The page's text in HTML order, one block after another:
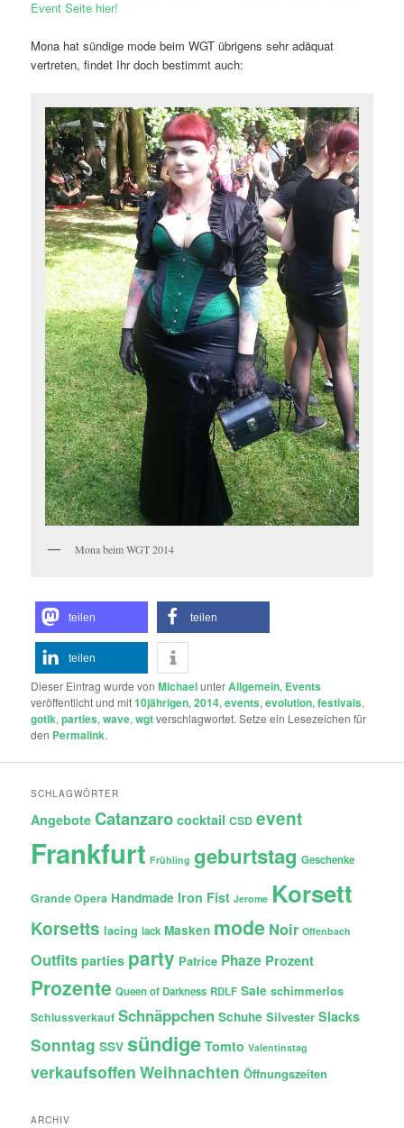
Event Seite hier!
Mona hat sündige mode beim WGT übrigens sehr adäquat
vertreten, findet Ihr doch bestimmt auch:
Mona beim WGT 2014
teilen teilen
teilen
Dieser Eintrag wurde vonMichaelunterAllgemein, Events
veröffentlicht und mit10jährigen,2014,events,evolution,festivals,
gotik,parties,wave,wgtverschlagwortet. Setze ein Lesezeichen für
den Permalink.
SCHLAGWÖRTER
Angebote Catanzaro cocktail CSD event
Frankfurt Frühling geburtstag Geschenke
Grande Opera Handmade Iron Fist Jerome Korsett
Korsetts lacing lack Masken mode Noir Offenbach
Outfits parties party Patrice Phaze Prozent
Prozente Queen of Darkness RDLF Sale schimmerlos
Schlussverkauf Schnäppchen Schuhe Silvester Slacks
Sonntag SSV sündige Tomto Valentinstag
verkaufsoffen Weihnachten Öffnungszeiten
ARCHIV